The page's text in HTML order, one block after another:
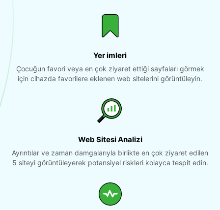
Yer imleri
Çocuğun favori veya en çok ziyaret ettiği sayfaları görmek
için cihazda favorilere eklenen web sitelerini görüntüleyin.
Web Sitesi Analizi
Ayrıntılar ve zaman damgalarıyla birlikte en çok ziyaret edilen
5 siteyi görüntüleyerek potansiyel riskleri kolayca tespit edin.